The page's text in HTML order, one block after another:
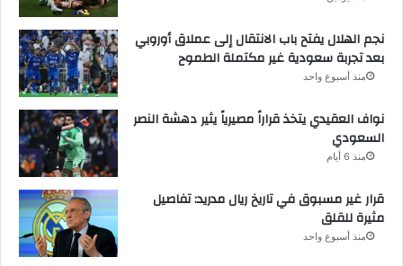
نجم الهلال يفتح باب الانتقال إلى عملاق أوروبي
بعد تجربة سعودية غير مكتملة الطموح
منذ أسبوع واحد
نواف العقيدي يتخذ قراراً مصيرياً يثير دهشة النصر
السعودي
منذ 6 أيام
قرار غير مسبوق في تاريخ ريال مدريد: تفاصيل
مثيرة للقلق
منذ أسبوع واحد